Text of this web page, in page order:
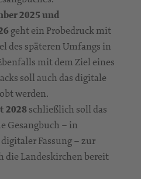
2025 und
geht ein Probedruck mit
des späteren Umfangs in
mit dem Ziel eines
soll auch das digitale
werden.
2028schließlich soll das
Gesangbuch – in
Fassung – zur
die Landeskirchen bereit